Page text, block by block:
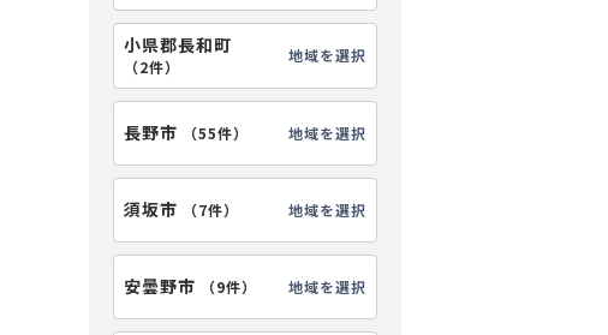
小県郡長和町
（2件）
地域を選択
長野市 （55件） 地域を選択
須坂市 （7件） 地域を選択
安曇野市 （9件） 地域を選択